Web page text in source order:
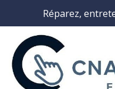
Réparez,